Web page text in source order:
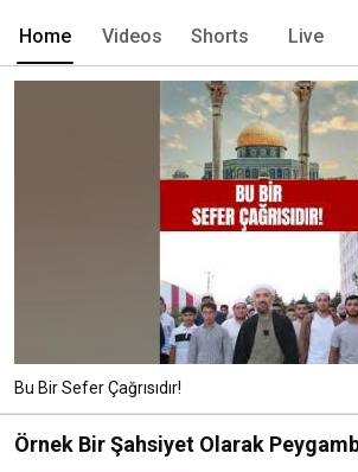
Home Videos Shorts Live
Bu Bir Sefer Çağrısıdır!
Örnek Bir Şahsiyet Olarak